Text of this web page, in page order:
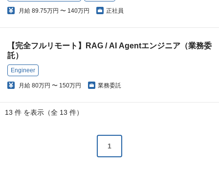
月給 89.75万円 〜 140万円 正社員
【完全フルリモート】RAG / AI Agentエンジニア（業務委
託）
Engineer
月給 80万円 〜 150万円 業務委託
13 件 を表示（全 13 件）
1